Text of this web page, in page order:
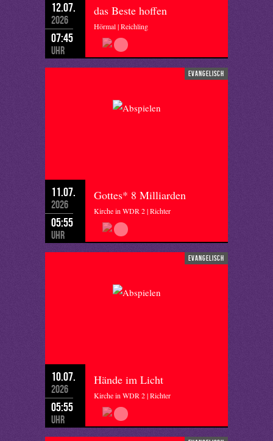
12.07.
2026
07:45
Uhr
das Beste hoffen
Hörmal | Reichling
evangelisch
11.07.
2026
05:55
Uhr
Gottes* 8 Milliarden
Kirche in WDR 2 | Richter
evangelisch
10.07.
2026
05:55
Uhr
Hände im Licht
Kirche in WDR 2 | Richter